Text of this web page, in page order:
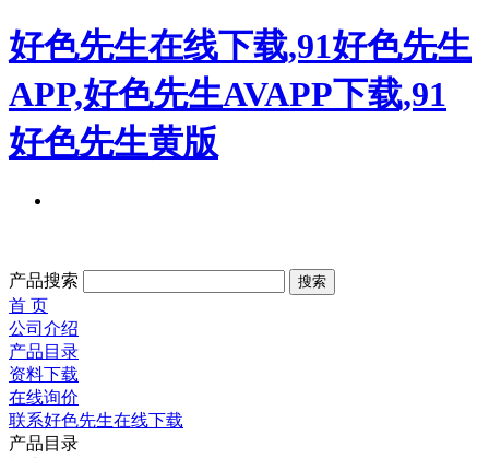
好色先生在线下载,91好色先生
APP,好色先生AVAPP下载,91
好色先生黄版
产品搜索
首 页
公司介绍
产品目录
资料下载
在线询价
联系好色先生在线下载
产品目录